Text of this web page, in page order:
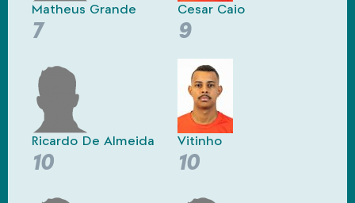
Matheus Grande
7
Cesar Caio
9
Ricardo De Almeida
10
Vitinho
10